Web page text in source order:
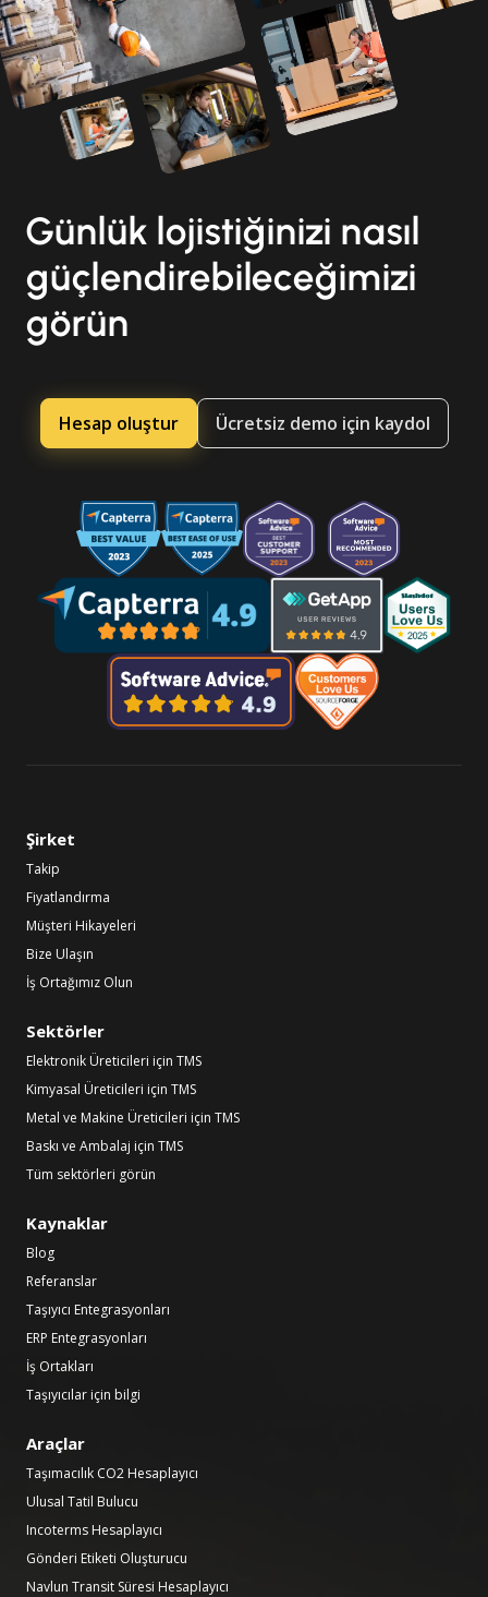
Günlük lojistiğinizi nasıl
güçlendirebileceğimizi
görün
Hesap oluştur Ücretsiz demo için kaydol
Şirket
Takip
Fiyatlandırma
Müşteri Hikayeleri
Bize Ulaşın
İş Ortağımız Olun
Sektörler
Elektronik Üreticileri için TMS
Kimyasal Üreticileri için TMS
Metal ve Makine Üreticileri için TMS
Baskı ve Ambalaj için TMS
Tüm sektörleri görün
Kaynaklar
Blog
Referanslar
Taşıyıcı Entegrasyonları
ERP Entegrasyonları
İş Ortakları
Taşıyıcılar için bilgi
Araçlar
Taşımacılık CO2 Hesaplayıcı
Ulusal Tatil Bulucu
Incoterms Hesaplayıcı
Gönderi Etiketi Oluşturucu
Navlun Transit Süresi Hesaplayıcı